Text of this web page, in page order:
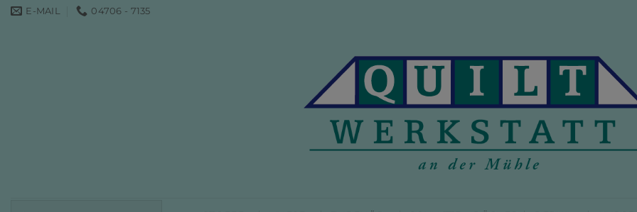
Zum E-MAIL 04706 - 7135